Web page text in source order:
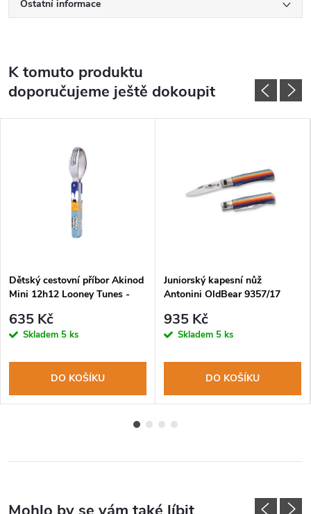
Ostatní informace
K tomuto produktu
doporučujeme ještě dokoupit
Dětský cestovní příbor Akinod
Mini 12h12 Looney Tunes -
635 Kč
Skladem 5 ks
DO KOŠÍKU
Juniorský kapesní nůž
Antonini OldBear 9357/17
kulatá špička
935 Kč
Skladem 5 ks
DO KOŠÍKU